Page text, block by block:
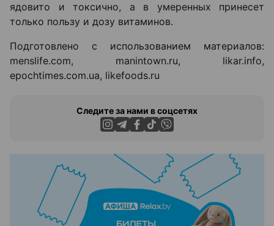
ядовито и токсично, а в умеренных принесет
только пользу и дозу витаминов.
Подготовлено с использованием материалов:
menslife.com, manintown.ru, likar.info,
epochtimes.com.ua, likefoods.ru
Следите за нами в соцсетях